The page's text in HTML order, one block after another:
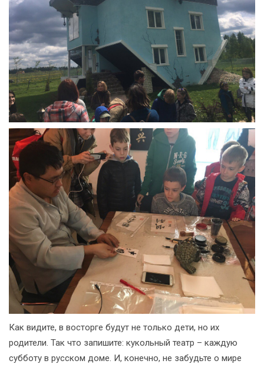
Как видите, в восторге будут не только дети, но их
родители. Так что запишите: кукольный театр – каждую
субботу в русском доме. И, конечно, не забудьте о мире